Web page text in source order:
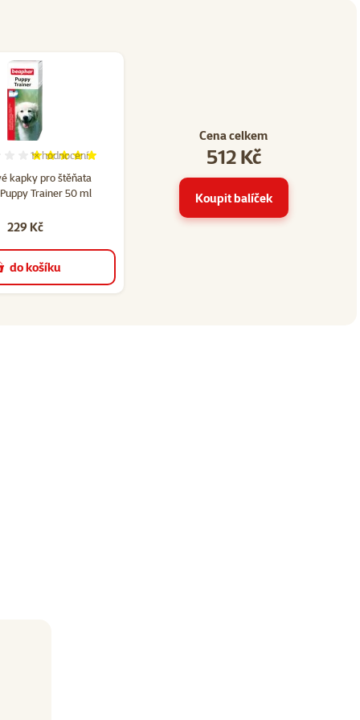
kapky pro štěňata
Trainer 50 ml
Hodnocení 100%, počet hodnocení: 1
1×hodnocení
229 Kč
do košíku
Cena celkem
512 Kč
Koupit balíček